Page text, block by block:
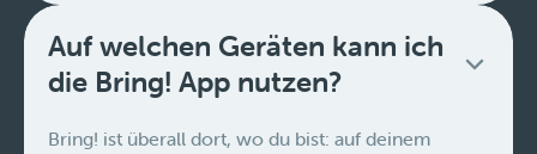
Auf welchen Geräten kann ich
die Bring! App nutzen?
Bring! ist überall dort, wo du bist: auf deinem